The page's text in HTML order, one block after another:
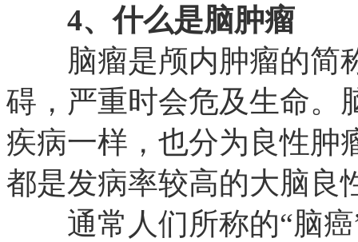
4、什么是脑肿瘤
脑瘤是颅内肿瘤的简
碍，严重时会危及生命。
疾病一样，也分为良性肿
都是发病率较高的大脑良
通常人们所称的“脑癌